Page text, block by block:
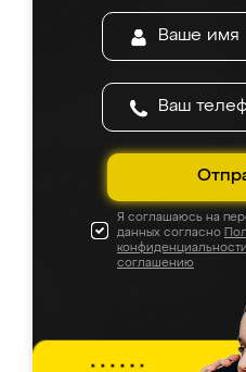
Я соглашаюсь на
данных согласно
конфиденциальности
соглашению